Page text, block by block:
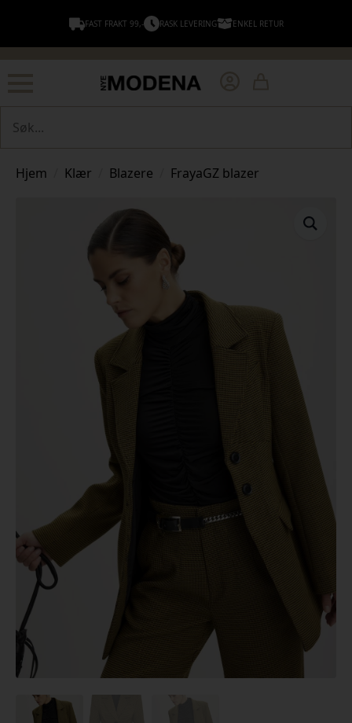
FAST FRAKT 99,- RASK LEVERING ENKEL RETUR
Hjem Klær Blazere FrayaGZ blazer